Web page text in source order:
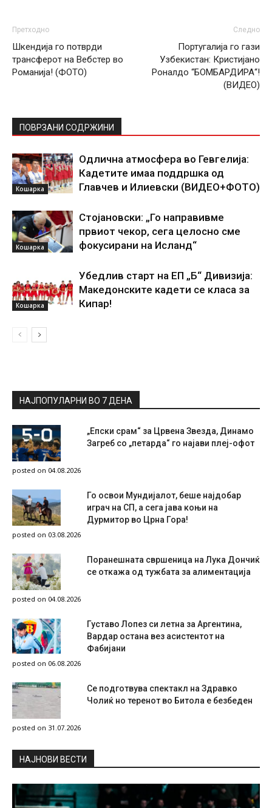
Претходно
Шкендија го потврди
трансферот на Вебстер во
Романија! (ФОТО)
Следно
Португалија го гази
Узбекистан: Кристијано
Роналдо “БОМБАРДИРА“!
(ВИДЕО)
ПОВРЗАНИ СОДРЖИНИ
Кошарка
Одлична атмосфера во Гевгелија:
Кадетите имаа поддршка од
Главчев и Илиевски (ВИДЕО+ФОТО)
Кошарка
Стојановски: „Го направивме
првиот чекор, сега целосно сме
фокусирани на Исланд“
Кошарка
Убедлив старт на ЕП „Б“ Дивизија:
Македонските кадети се класа за
Кипар!
НАЈПОПУЛАРНИ ВО 7 ДЕНА
„Епски срам“ за Црвена Звезда, Динамо
Загреб со „петарда“ го најави плеј-офот
posted on 04.08.2026
Го освои Мундијалот, беше најдобар
играч на СП, а сега јава коњи на
Дурмитор во Црна Гора!
posted on 03.08.2026
Поранешната свршеница на Лука Дончиќ
се откажа од тужбата за алиментација
posted on 04.08.2026
Густаво Лопез си летна за Аргентина,
Вардар остана вез асистентот на
Фабијани
posted on 06.08.2026
Се подготвува спектакл на Здравко
Чолиќ но теренот во Битола е безбеден
posted on 31.07.2026
НAЈНОВИ ВЕСТИ